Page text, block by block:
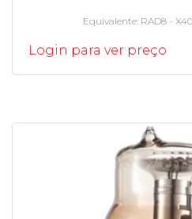
Equivalente RAD8 -
Login para ver preço